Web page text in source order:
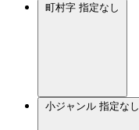
町村字 指定なし
小ジャンル 指定なし